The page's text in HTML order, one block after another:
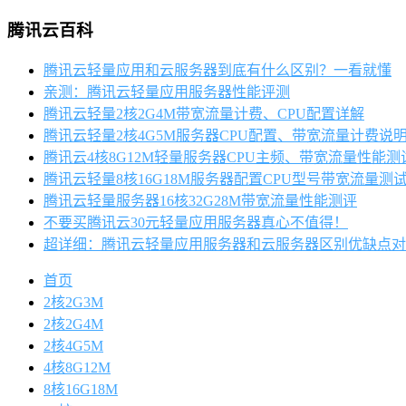
腾讯云百科
腾讯云轻量应用和云服务器到底有什么区别？一看就懂
亲测：腾讯云轻量应用服务器性能评测
腾讯云轻量2核2G4M带宽流量计费、CPU配置详解
腾讯云轻量2核4G5M服务器CPU配置、带宽流量计费说明
腾讯云4核8G12M轻量服务器CPU主频、带宽流量性能测
腾讯云轻量8核16G18M服务器配置CPU型号带宽流量测
腾讯云轻量服务器16核32G28M带宽流量性能测评
不要买腾讯云30元轻量应用服务器真心不值得！
超详细：腾讯云轻量应用服务器和云服务器区别优缺点
首页
2核2G3M
2核2G4M
2核4G5M
4核8G12M
8核16G18M